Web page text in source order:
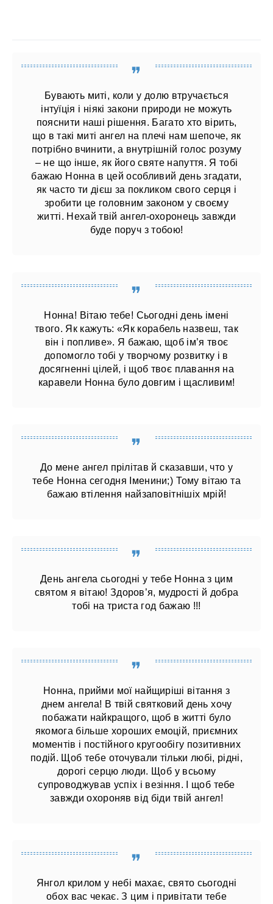
Бувають миті, коли у долю втручається
інтуїція і ніякі закони природи не можуть
пояснити наші рішення. Багато хто вірить,
що в такі миті ангел на плечі нам шепоче, як
потрібно вчинити, а внутрішній голос розуму
– не що інше, як його святе напуття. Я тобі
бажаю Нонна в цей особливий день згадати,
як часто ти дієш за покликом свого серця і
зробити це головним законом у своєму
житті. Нехай твій ангел-охоронець завжди
буде поруч з тобою!
Нонна! Вітаю тебе! Сьогодні день імені
твого. Як кажуть: «Як корабель назвеш, так
він і попливе». Я бажаю, щоб ім’я твоє
допомогло тобі у творчому розвитку і в
досягненні цілей, і щоб твоє плавання на
каравели Нонна було довгим і щасливим!
До мене ангел прілітав й сказавши, что у
тебе Нонна сегодня Іменини;) Тому вітаю та
бажаю втілення найзаповітнішіх мрій!
День ангела сьогодні у тебе Нонна з цим
святом я вітаю! Здоров’я, мудрості й добра
тобі на триста год бажаю !!!
Нонна, прийми мої найщиріші вітання з
днем ​​ангела! В твій святковий день хочу
побажати найкращого, щоб в житті було
якомога більше хороших емоцій, приємних
моментів і постійного кругообігу позитивних
подій. Щоб тебе оточували тільки любі, рідні,
дорогі серцю люди. Щоб у всьому
супроводжував успіх і везіння. І щоб тебе
завжди охороняв від біди твій ангел!
Янгол крилом у небі махає, свято сьогодні
обох вас чекає. З цим і привітати тебе